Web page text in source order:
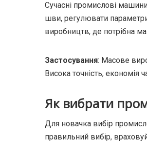
Сучасні промислові
шви, регулювати параметри
виробництв, де потрібна
Застосування: Масове
Висока точність, економія
Як вибрати
Для новачка вибір
правильний вибір,